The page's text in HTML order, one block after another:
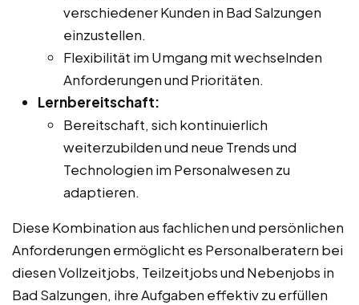
verschiedener Kunden in Bad Salzungen
einzustellen.
Flexibilität im Umgang mit wechselnden
Anforderungen und Prioritäten.
Lernbereitschaft:
Bereitschaft, sich kontinuierlich
weiterzubilden und neue Trends und
Technologien im Personalwesen zu
adaptieren.
Diese Kombination aus fachlichen und persönlichen
Anforderungen ermöglicht es Personalberatern bei
diesen Vollzeitjobs, Teilzeitjobs und Nebenjobs in
Bad Salzungen, ihre Aufgaben effektiv zu erfüllen